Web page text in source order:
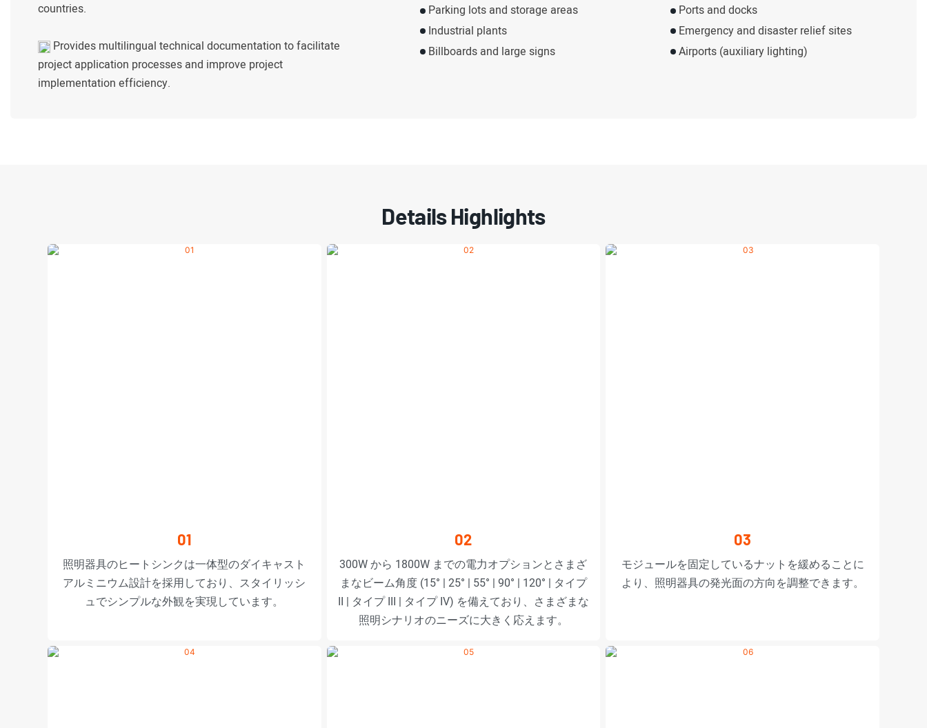
countries.
Provides multilingual technical documentation to facilitate
project application processes and improve project
implementation efficiency.
Parking lots and storage areas
Ports and docks
Industrial plants
Emergency and disaster relief sites
Billboards and large signs
Airports (auxiliary lighting)
Details Highlights
01
照明器具のヒートシンクは一体型のダイキャスト
アルミニウム設計を採用しており、スタイリッシ
ュでシンプルな外観を実現しています。
02
300W から 1800W までの電力オプションとさまざ
まなビーム角度 (15° | 25° | 55° | 90° | 120° | タイプ
II | タイプ III | タイプ IV) を備えており、さまざまな
照明シナリオのニーズに大きく応えます。
03
モジュールを固定しているナットを緩めることに
より、照明器具の発光面の方向を調整できます。